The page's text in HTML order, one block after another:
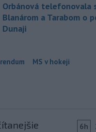
Orbánová telefonovala
Blanárom a Tarabom o
Dunaji
MS v hokeji
6h